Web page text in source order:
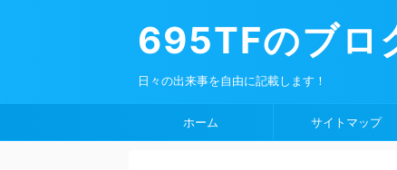
695TFのブロ
日々の出来事を自由に記載します！
ホーム サイトマップ